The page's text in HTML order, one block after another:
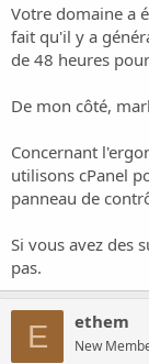
Votre domaine a
fait qu'il y a
de 48 heures
De mon côté,
Concernant
utilisons cPanel
panneau de
Si vous avez des
pas.
E ethem
New